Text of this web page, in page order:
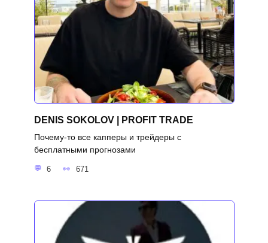
DENIS SOKOLOV | PROFIT TRADE
Почему-то все капперы и трейдеры с
бесплатными прогнозами
6 671